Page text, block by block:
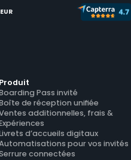
Produit
Pass invité
de réception unifiée
additionnelles, frais &
d’accueils digitaux
pour vos invités
connectées